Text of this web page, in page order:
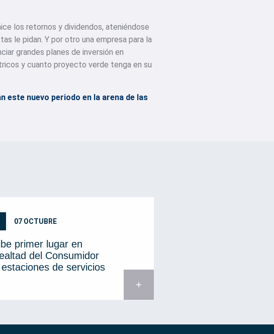
los retornos y dividendos, ateniéndose
le pidan. Y por otro una empresa para la
grandes planes de inversión en
y cuanto proyecto verde tenga en su
este nuevo periodo en la arena de las
07 OCTUBRE
primer lugar en
del Consumidor
de servicios
add